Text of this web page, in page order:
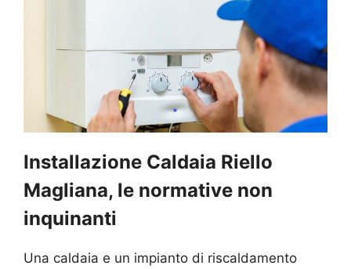
Installazione Caldaia Riello
Magliana, le normative non
inquinanti
Una caldaia e un impianto di riscaldamento